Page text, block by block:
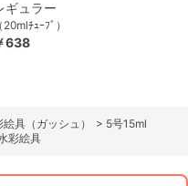
ギュラー
（20mlﾁｭｰﾌﾞ）
638
具（ガッシュ） > 5号15ml
彩絵具